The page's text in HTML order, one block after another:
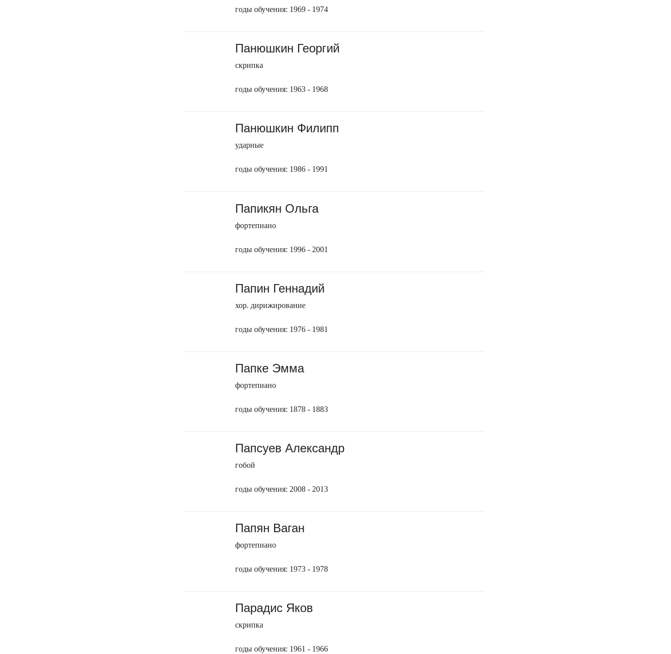
годы обучения: 1969 - 1974
Панюшкин Георгий
скрипка
годы обучения: 1963 - 1968
Панюшкин Филипп
ударные
годы обучения: 1986 - 1991
Папикян Ольга
фортепиано
годы обучения: 1996 - 2001
Папин Геннадий
хор. дирижирование
годы обучения: 1976 - 1981
Папке Эмма
фортепиано
годы обучения: 1878 - 1883
Папсуев Александр
гобой
годы обучения: 2008 - 2013
Папян Ваган
фортепиано
годы обучения: 1973 - 1978
Парадис Яков
скрипка
годы обучения: 1961 - 1966